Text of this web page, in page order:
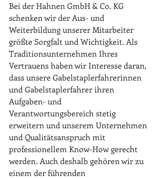
Bei der Hahnen GmbH & Co. KG
schenken wir der Aus- und
Weiterbildung unserer Mitarbeiter
größte Sorgfalt und Wichtigkeit. Als
Traditionsunternehmen Ihres
Vertrauens haben wir Interesse daran,
dass unsere Gabelstaplerfahrerinnen
und Gabelstaplerfahrer ihren
Aufgaben- und
Verantwortungsbereich stetig
erweitern und unserem Unternehmen
und Qualitätsanspruch mit
professionellem Know-How gerecht
werden. Auch deshalb gehören wir zu
einem der führenden